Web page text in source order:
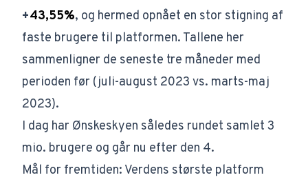
+43,55%, og hermed opnået en stor stigning af
faste brugere til platformen. Tallene her
sammenligner de seneste tre måneder med
perioden før (juli-august 2023 vs. marts-maj
2023).
I dag har Ønskeskyen således rundet samlet 3
mio. brugere og går nu efter den 4.
Mål for fremtiden: Verdens største platform